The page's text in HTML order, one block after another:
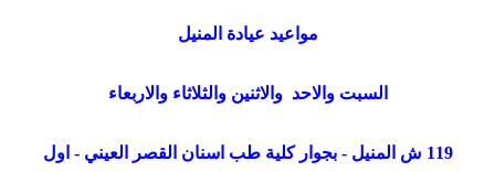
مواعيد عيادة المنيل
السبت والاحد والاثنين والثلاثاء والاربعاء
119 ش المنيل - بجوار كلية طب اسنان القصر العيني - اول